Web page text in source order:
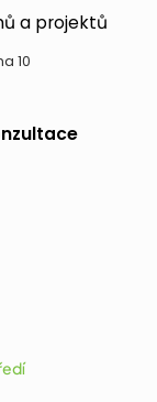
a projektů
10